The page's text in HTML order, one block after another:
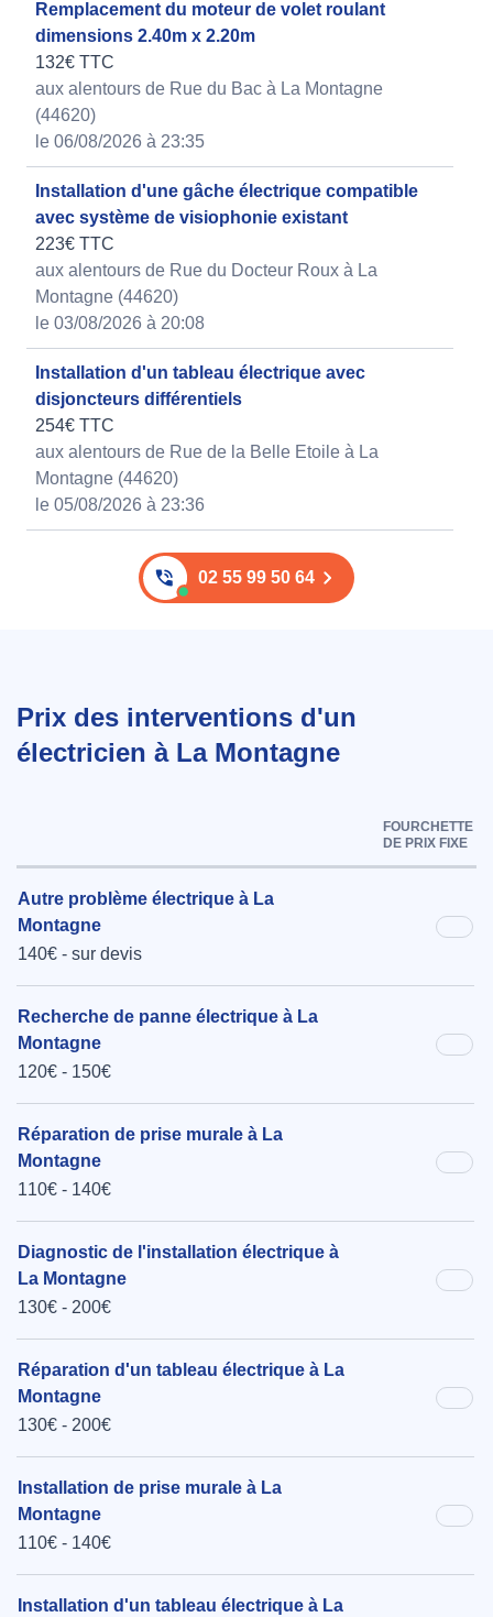
Remplacement du moteur de volet roulant
dimensions 2.40m x 2.20m
132€ TTC
aux alentours de Rue du Bac à La Montagne
(44620)
le 06/08/2026 à 23:35
Installation d'une gâche électrique compatible
avec système de visiophonie existant
223€ TTC
aux alentours de Rue du Docteur Roux à La
Montagne (44620)
le 03/08/2026 à 20:08
Installation d'un tableau électrique avec
disjoncteurs différentiels
254€ TTC
aux alentours de Rue de la Belle Etoile à La
Montagne (44620)
le 05/08/2026 à 23:36
02 55 99 50 64
Prix des interventions d'un
électricien à La Montagne
FOURCHETTE
DE PRIX FIXE
Autre problème électrique à La
Montagne
140€ - sur devis
Recherche de panne électrique à La
Montagne
120€ - 150€
Réparation de prise murale à La
Montagne
110€ - 140€
Diagnostic de l'installation électrique à
La Montagne
130€ - 200€
Réparation d'un tableau électrique à La
Montagne
130€ - 200€
Installation de prise murale à La
Montagne
110€ - 140€
Installation d'un tableau électrique à La